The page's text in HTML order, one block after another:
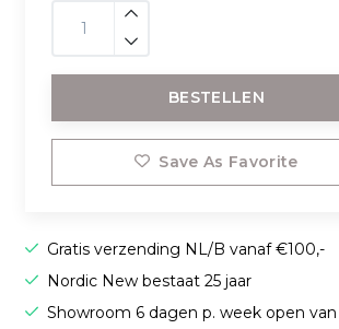
BESTELLEN
Save As Favorite
Gratis verzending NL/B vanaf €100,-
Nordic New bestaat 25 jaar
Showroom 6 dagen p. week open van